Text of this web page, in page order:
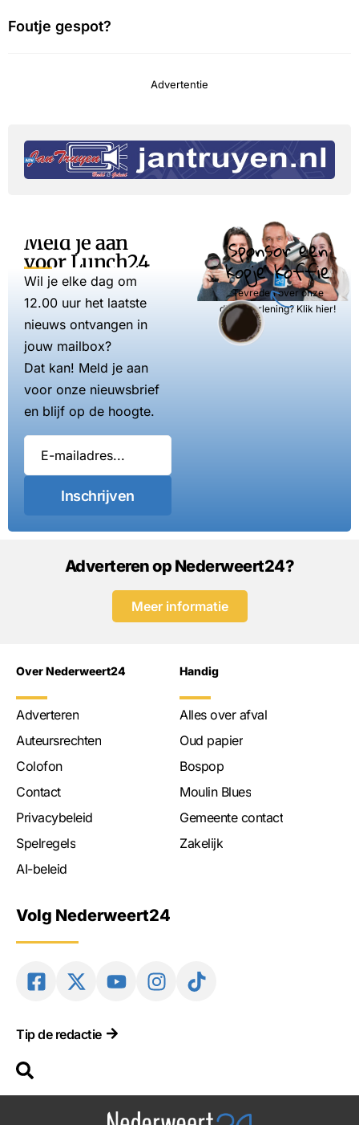
Foutje gespot?
Advertentie
Meld je aan
voor Lunch24
Wil je elke dag om
12.00 uur het laatste
nieuws ontvangen in
jouw mailbox?
Dat kan! Meld je aan
voor onze nieuwsbrief
en blijf op de hoogte.
Inschrijven
Sponsor een
kopje koffie
Tevreden over onze
dienstverlening? Klik hier!
Adverteren op Nederweert24?
Meer informatie
Over Nederweert24
Adverteren
Auteursrechten
Colofon
Contact
Privacybeleid
Spelregels
AI-beleid
Handig
Alles over afval
Oud papier
Bospop
Moulin Blues
Gemeente contact
Zakelijk
Volg Nederweert24
Tip de redactie